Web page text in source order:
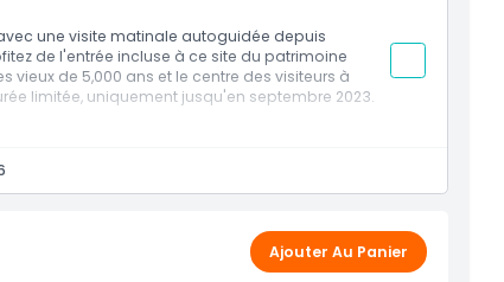
Road.
des conditions météorologiques ou de la
une visite matinale autoguidée depuis
de l'entrée incluse à ce site du patrimoine
vieux de 5,000 ans et le centre des visiteurs à
limitée, uniquement jusqu'en septembre 2023.
vous-même.
Road.
modifié en raison des conditions Ajouter Au Panier